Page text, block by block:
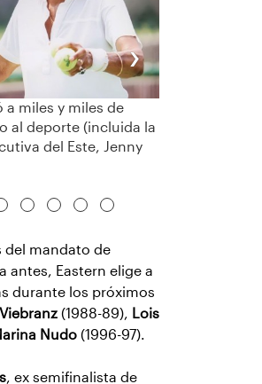
con su
Nueva York, Kit
que venció a
la 1983
›
del mandato de
antes, Eastern elige a
durante los próximos
(1988-89),Lois